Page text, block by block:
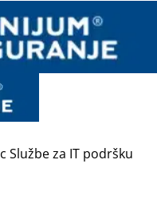
Službe za IT podršku